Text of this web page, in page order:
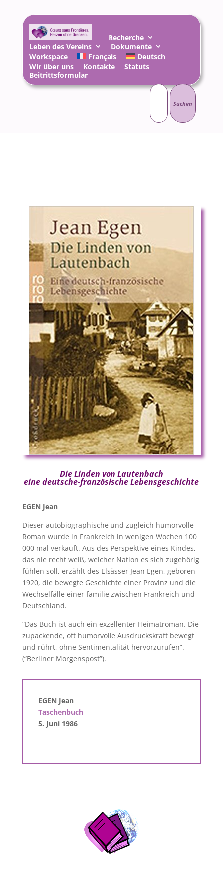
Recherche
Leben des Vereins
Dokumente
Workspace
Français
Deutsch
Wir über uns
Kontakte
Statuts
Beitrittsformular
Suchen
nach:
Die Linden von Lautenbach
eine deutsche-französische Lebensgeschichte
EGEN Jean
Dieser autobiographische und zugleich humorvolle
Roman wurde in Frankreich in wenigen Wochen 100
000 mal verkauft. Aus des Perspektive eines Kindes,
das nie recht weiß, welcher Nation es sich zugehörig
fühlen soll, erzählt des Elsässer Jean Egen, geboren
1920, die bewegte Geschichte einer Provinz und die
Wechselfälle einer familie zwischen Frankreich und
Deutschland.
“Das Buch ist auch ein exzellenter Heimatroman. Die
zupackende, oft humorvolle Ausdruckskraft bewegt
und rührt, ohne Sentimentalität hervorzurufen”.
(“Berliner Morgenspost”).
EGEN Jean
Taschenbuch
5. Juni 1986